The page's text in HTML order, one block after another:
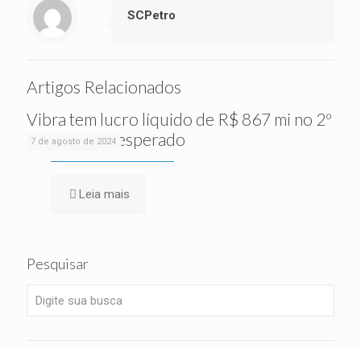
SCPetro
Artigos Relacionados
7 de agosto de 2024
Vibra tem lucro líquido de R$ 867 mi no 2º
tri, acima do esperado
Leia mais
Pesquisar